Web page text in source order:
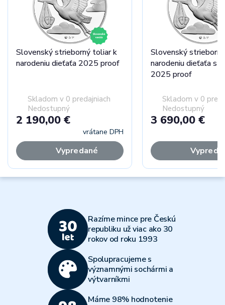
Slovenský strieborný toliar k
narodeniu dieťaťa 2025 proof
Skladom v 0 predajniach
Nedostupný
2 190,00 €
vrátane DPH
Vypredané
Slovenský
narodeniu dieťaťa s
2025 proof
Skladom v 0
Nedostupný
3 690,00 €
Razíme mince pre Českú
republiku už viac ako 30
rokov od roku 1993
Spolupracujeme s
významnými sochármi a
výtvarníkmi
Máme 98% hodnotenie